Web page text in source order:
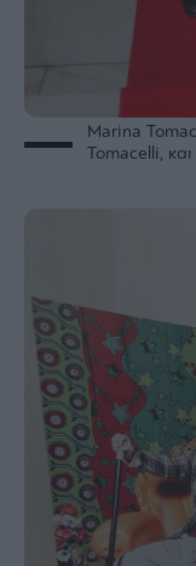
Marina
Tomacelli,